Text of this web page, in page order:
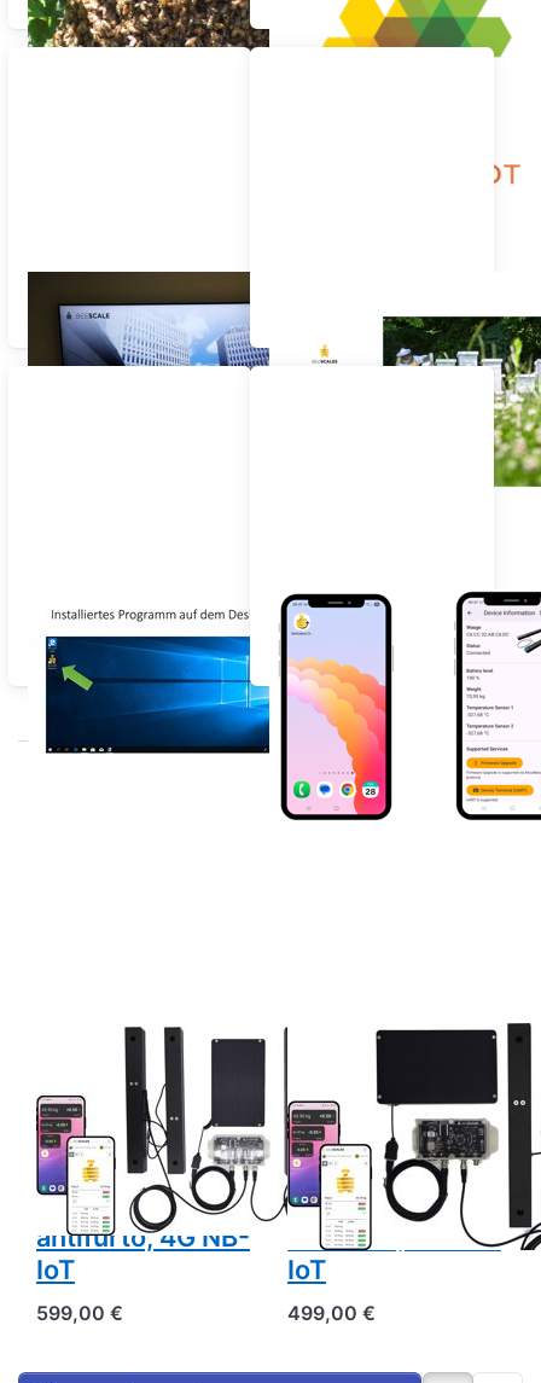
Bilancia per alveare: dati
su sito web & TV
per alveari
Aggiornamenti firmware
Aggiornamento
firmware BeeScales
Compact
Prodotti in primo piano
Bilancia per
alveari per il
monitoraggio di
due alveari +
GPS e allarme
antifurto, 4G NB-
IoT
599,00 €
alveari per il
monitoraggio di
fino a 2 alveari +
GPS e allarme
antifurto, 4G NB-
IoT
499,00 €